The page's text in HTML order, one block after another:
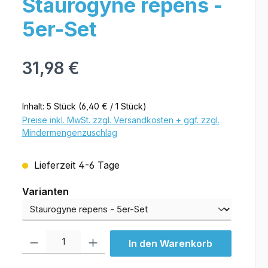
Staurogyne repens -
5er-Set
31,98 €
Inhalt: 5 Stück (6,40 € / 1 Stück)
Preise inkl. MwSt. zzgl. Versandkosten + ggf. zzgl.
Mindermengenzuschlag
Lieferzeit 4-6 Tage
Varianten
Varianten
In den Warenkorb